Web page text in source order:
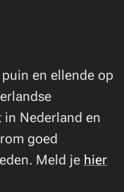
en ellende op
Nederland en
goed
Meld je hier